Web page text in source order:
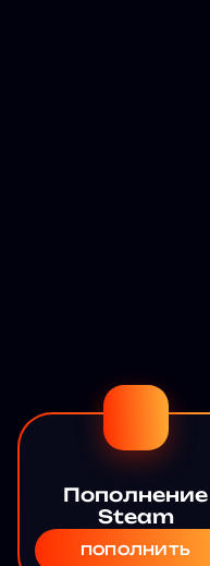
Пополнение
Steam
ПОПОЛНИТЬ